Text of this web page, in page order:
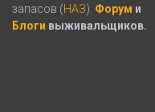
запасов (НАЗ). Форум и
Блоги выживальщиков.